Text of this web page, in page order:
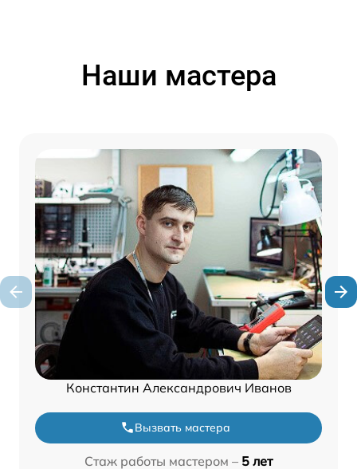
Наши мастера
Константин Александрович Иванов
Вызвать мастера
Стаж работы мастером – 5 лет